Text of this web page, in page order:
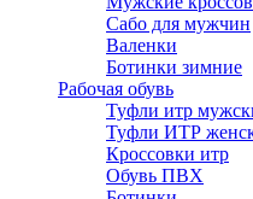
Сабо для мужчин
Валенки
Ботинки зимние
Рабочая обувь
Туфли итр
Туфли ИТР
Кроссовки итр
Обувь ПВХ